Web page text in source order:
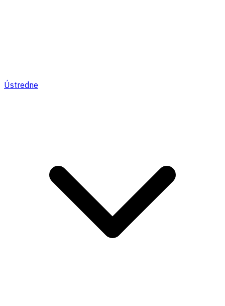
Ústredne